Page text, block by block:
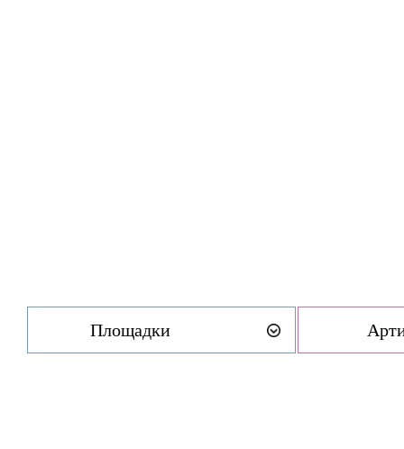
Площадки